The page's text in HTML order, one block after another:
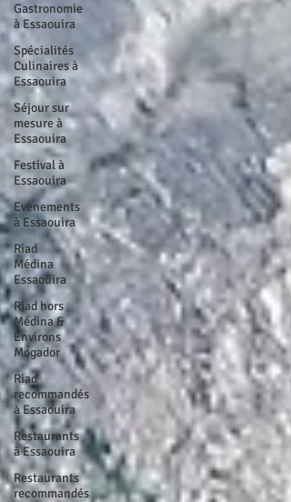
Gastronomie
à Essaouira
Spécialités
Culinaires à
Essaouira
Séjour sur
mesure à
Essaouira
Festival à
Essaouira
Evènements
à Essaouira
Riad
Médina
Essaouira
Riad hors
Médina &
Environs
Mogador
Riad
recommandés
à Essaouira
Restaurants
à Essaouira
Restaurants
recommandés